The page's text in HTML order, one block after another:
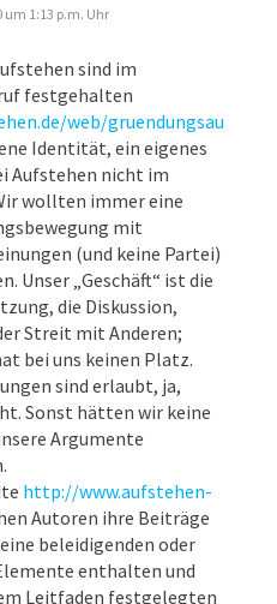
um 1:13 p.m. Uhr
sind im
festgehalten
web/gruendungsau
Identität, ein eigenes
Aufstehen nicht im
wollten immer eine
mit
(und keine Partei)
Unser „Geschäft“ ist die
die Diskussion,
Streit mit Anderen;
bei uns keinen Platz.
sind erlaubt, ja,
Sonst hätten wir keine
Argumente
http://www.aufstehen-
Autoren ihre Beiträge
beleidigenden oder
enthalten und
Leitfaden festgelegten